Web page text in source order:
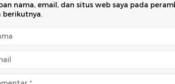
nama, email, dan situs web saya pada
berikutnya.